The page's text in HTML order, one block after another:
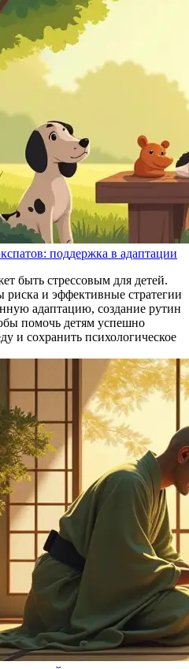
поддержка в адаптации
быть стрессовым для детей.
риска и эффективные стратегии
адаптацию, создание рутин
помочь детям успешно
и сохранить психологическое